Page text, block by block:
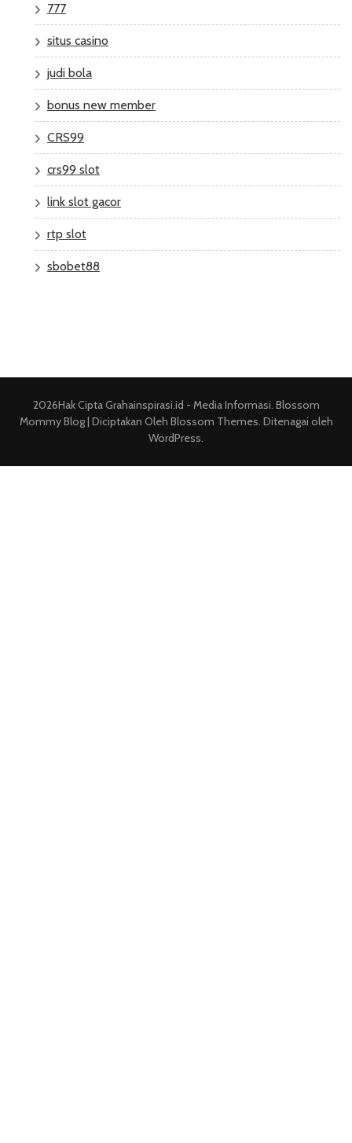
777
situs casino
judi bola
bonus new member
CRS99
crs99 slot
link slot gacor
rtp slot
sbobet88
2026Hak CiptaGrahainspirasi.id - Media Informasi. Blossom
Mommy Blog | Diciptakan Oleh Blossom Themes. Ditenagai oleh
WordPress.